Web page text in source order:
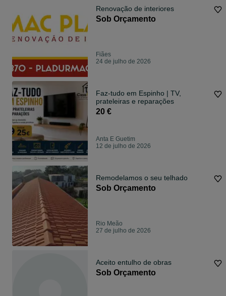
Renovação de interiores
Sob Orçamento
Fiães
24 de julho de 2026
Faz-tudo em Espinho | TV,
prateleiras e reparações
20 €
Anta E Guetim
12 de julho de 2026
Remodelamos o seu telhado
Sob Orçamento
Rio Meão
27 de julho de 2026
Aceito entulho de obras
Sob Orçamento